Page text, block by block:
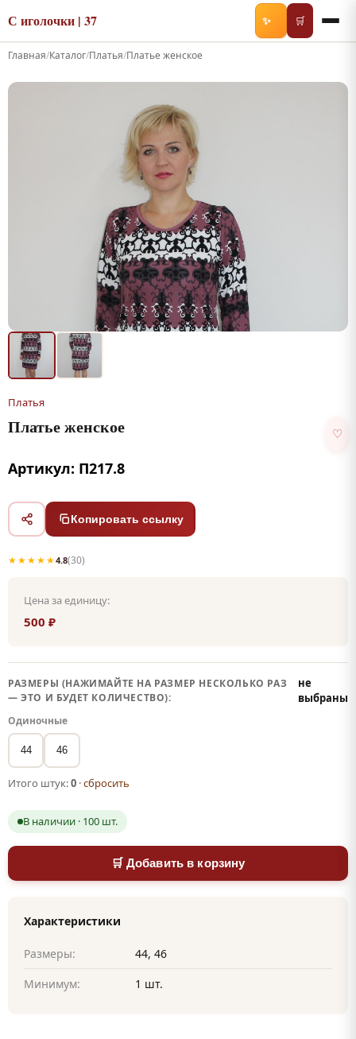
С иголочки | 37 ✨ 🛒
Главная/Каталог/Платья/Платье женское
Платья
Платье женское ♡
Артикул: П217.8
Копировать ссылку
★★★★★4.8(30)
Цена за единицу:
500 ₽
РАЗМЕРЫ (НАЖИМАЙТЕ НА РАЗМЕР НЕСКОЛЬКО РАЗ
— ЭТО И БУДЕТ КОЛИЧЕСТВО):
не
выбраны
Одиночные
44 46
Итого штук:0 ·сбросить
В наличии · 100 шт.
🛒 Добавить в корзину
Характеристики
Размеры:
44, 46
Минимум:
1 шт.